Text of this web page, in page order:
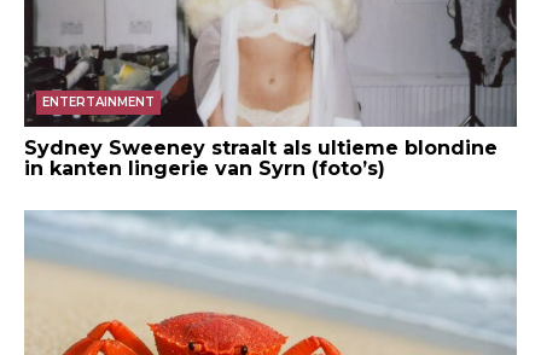
ENTERTAINMENT
Sydney Sweeney straalt als ultieme blondine
in kanten lingerie van Syrn (foto’s)